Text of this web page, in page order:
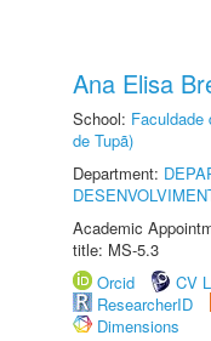
Ana Elisa
School: Faculdade
de Tupã)
Department:
Academic
title: MS-5.3
Orcid
CV
ResearcherID
Dimensions